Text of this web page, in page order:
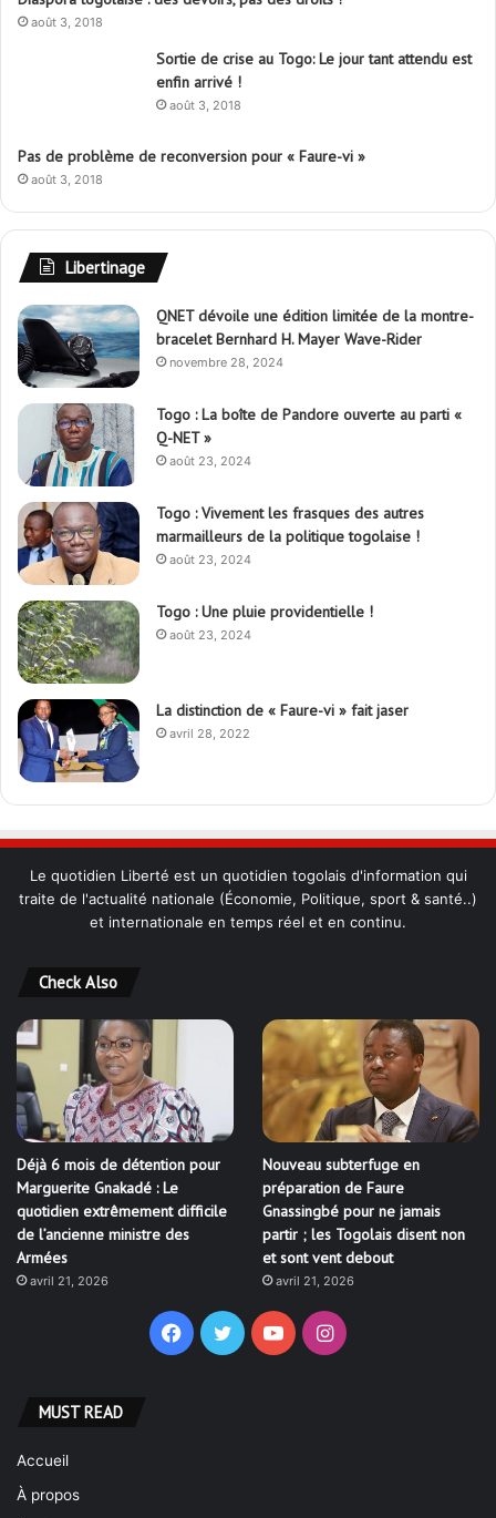
août 3, 2018
Sortie de crise au Togo: Le jour tant attendu est
enfin arrivé !
août 3, 2018
Pas de problème de reconversion pour « Faure-vi »
août 3, 2018
Libertinage
QNET dévoile une édition limitée de la montre-
bracelet Bernhard H. Mayer Wave-Rider
novembre 28, 2024
Togo : La boîte de Pandore ouverte au parti «
Q-NET »
août 23, 2024
Togo : Vivement les frasques des autres
marmailleurs de la politique togolaise !
août 23, 2024
Togo : Une pluie providentielle !
août 23, 2024
La distinction de « Faure-vi » fait jaser
avril 28, 2022
Le quotidien Liberté est un quotidien togolais d'information qui
traite de l'actualité nationale (Économie, Politique, sport & santé..)
et internationale en temps réel et en continu.
Check Also
Déjà 6 mois de détention pour
Marguerite Gnakadé : Le
quotidien extrêmement difficile
de l’ancienne ministre des
Armées
avril 21, 2026
Nouveau subterfuge en
préparation de Faure
Gnassingbé pour ne jamais
partir ; les Togolais disent non
et sont vent debout
avril 21, 2026
Facebook
TwitterYouTubeInstagram
MUST READ
Accueil
À propos